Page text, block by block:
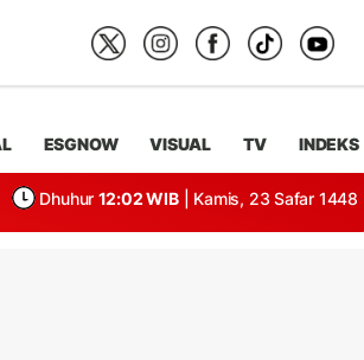
ESGNOW VISUAL TV INDEKS
Dhuhur 12:02 WIB | Kamis, 23 Safar 1448